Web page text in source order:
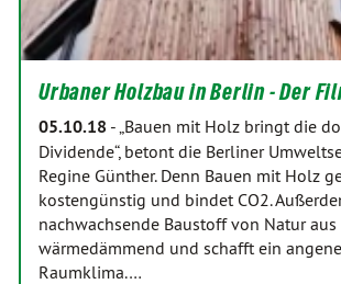
Urbaner Holzbau in Berlin - Der
05.10.18 - „Bauen mit Holz bringt die
Dividende“, betont die Berliner
Regine Günther. Denn Bauen mit Holz
kostengünstig und bindet CO2.
nachwachsende Baustoff von Natur aus
wärmedämmend und schafft ein
Raumklima.…